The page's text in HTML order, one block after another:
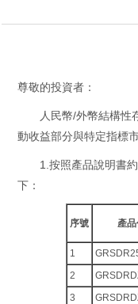
尊敬的投資者：
人民幣/外幣結構性
動收益部分與特定指標
1.按照產品說明書
下：
序號 產
1
2
3